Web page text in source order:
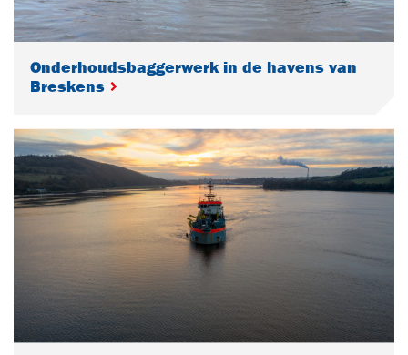
Onderhoudsbaggerwerk in de havens van
Breskens